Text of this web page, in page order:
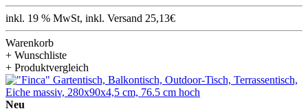
inkl. 19 % MwSt, inkl. Versand 25,13€
Warenkorb
+ Wunschliste
+ Produktvergleich
Neu